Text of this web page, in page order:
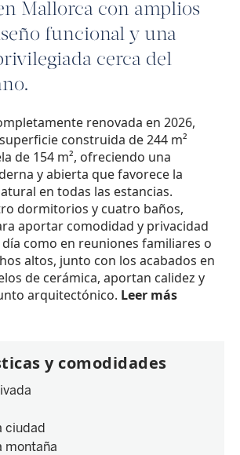
Mallorca con amplios
funcional y una
cerca del
renovada en 2026,
construida de 244 m²
de 154 m², ofreciendo una
y abierta que favorece la
en todas las estancias.
dormitorios y cuatro baños,
aportar comodidad y privacidad
como en reuniones familiares o
altos, junto con los acabados en
de cerámica, aportan calidez y
arquitectónico. Leer más
y comodidades
ciudad
montaña